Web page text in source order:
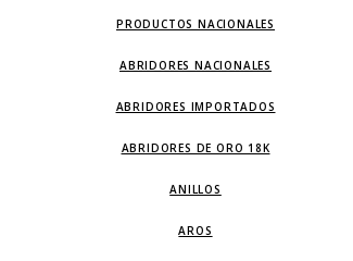
PRODUCTOS NACIONALES
ABRIDORES NACIONALES
ABRIDORES IMPORTADOS
ABRIDORES DE ORO 18K
ANILLOS
AROS